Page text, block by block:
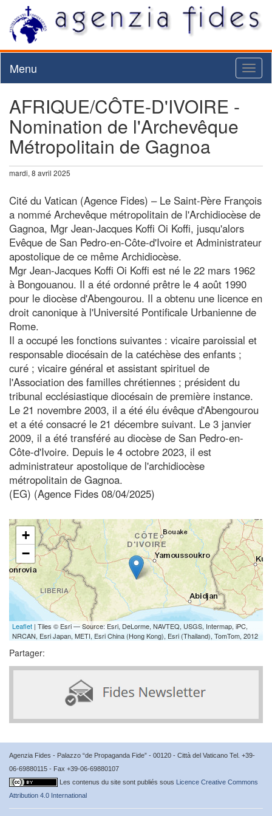
Menu
AFRIQUE/CÔTE-D'IVOIRE -
Nomination de l'Archevêque
Métropolitain de Gagnoa
mardi, 8 avril 2025
Cité du Vatican (Agence Fides) – Le Saint-Père François
a nommé Archevêque métropolitain de l'Archidiocèse de
Gagnoa, Mgr Jean-Jacques Koffi Oi Koffi, jusqu'alors
Evêque de San Pedro-en-Côte-d'Ivoire et Administrateur
apostolique de ce même Archidiocèse.
Mgr Jean-Jacques Koffi Oi Koffi est né le 22 mars 1962
à Bongouanou. Il a été ordonné prêtre le 4 août 1990
pour le diocèse d'Abengourou. Il a obtenu une licence en
droit canonique à l'Université Pontificale Urbanienne de
Rome.
Il a occupé les fonctions suivantes : vicaire paroissial et
responsable diocésain de la catéchèse des enfants ;
curé ; vicaire général et assistant spirituel de
l'Association des familles chrétiennes ; président du
tribunal ecclésiastique diocésain de première instance.
Le 21 novembre 2003, il a été élu évêque d'Abengourou
et a été consacré le 21 décembre suivant. Le 3 janvier
2009, il a été transféré au diocèse de San Pedro-en-
Côte-d'Ivoire. Depuis le 4 octobre 2023, il est
administrateur apostolique de l'archidiocèse
métropolitain de Gagnoa.
(EG) (Agence Fides 08/04/2025)
+
−
Leaflet | Tiles © Esri — Source: Esri, DeLorme, NAVTEQ, USGS, Intermap, iPC,
NRCAN, Esri Japan, METI, Esri China (Hong Kong), Esri (Thailand), TomTom, 2012
Partager:
Agenzia Fides - Palazzo “de Propaganda Fide” - 00120 - Città del Vaticano Tel. +39-
06-69880115 - Fax +39-06-69880107
Les contenus du site sont publiés sous Licence Creative Commons
Attribution 4.0 International